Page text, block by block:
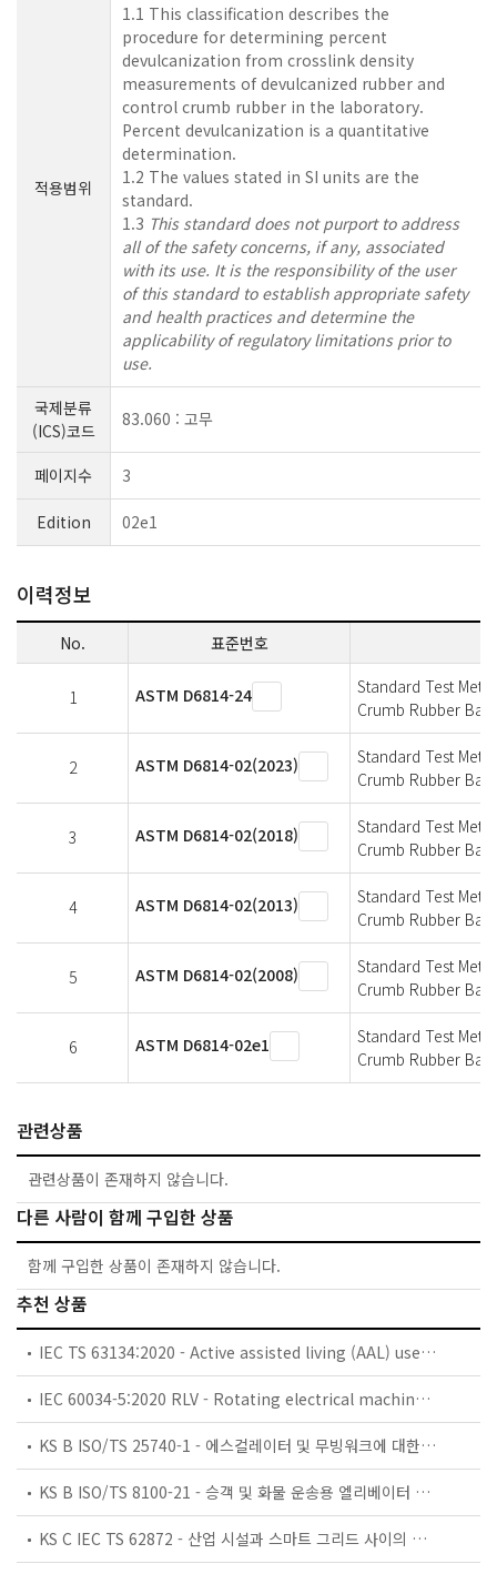
적용범위
1.1 This classification describes the
procedure for determining percent
devulcanization from crosslink density
measurements of devulcanized rubber and
control crumb rubber in the laboratory.
Percent devulcanization is a quantitative
determination.
1.2 The values stated in SI units are the
standard.
1.3 This standard does not purport to address
all of the safety concerns, if any, associated
with its use. It is the responsibility of the user
of this standard to establish appropriate safety
and health practices and determine the
applicability of regulatory limitations prior to
use.
국제분류
(ICS)코드
83.060 : 고무
페이지수 3
Edition 02e1
이력정보
No. 표준번호
1 ASTM D6814-24
Standard Test
Crumb Rubber
2 ASTM D6814-02(2023)
Standard Test
Crumb Rubber
3 ASTM D6814-02(2018)
Standard Test
Crumb Rubber
4 ASTM D6814-02(2013)
Standard Test
Crumb Rubber
5 ASTM D6814-02(2008)
Standard Test
Crumb Rubber
6 ASTM D6814-02e1
Standard Test
Crumb Rubber
관련상품
관련상품이 존재하지 않습니다.
다른 사람이 함께 구입한 상품
함께 구입한 상품이 존재하지 않습니다.
추천 상품
IEC TS 63134:2020 - Active assisted living (AAL) use cases
IEC 60034-5:2020 RLV - Rotating electrical machines - Part 5: Degrees of protection provided by the integral design of rotating electrical machines (IP code) - Classification
KS B ISO/TS 25740-1 - 에스컬레이터 및 무빙워크에 대한 안전요건 — 제1부: 세계공통 필수 안전요건(GESRs)
KS B ISO/TS 8100-21 - 승객 및 화물 운송용 엘리베이터 —제21부: 세계공통 필수안전요건(GESRs)을 충족하는 세계공통 안전 파라미터(GSPs)
KS C IEC TS 62872 - 산업 시설과 스마트 그리드 사이의 산업 공정 측정, 제어 및 자동화 시스템 인터페이스